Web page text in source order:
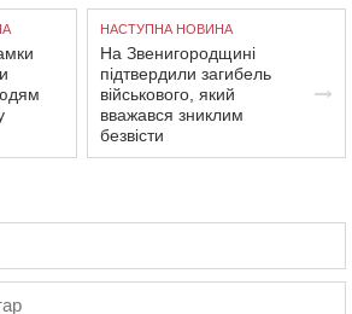
НАСТУПНА НОВИНА
На Звенигородщині
підтвердили загибель
військового, який
вважався зниклим
безвісти